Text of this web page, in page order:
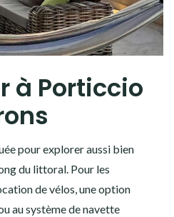
à Porticcio
pour explorer aussi bien
du littoral. Pour les
de vélos, une option
au système de navette